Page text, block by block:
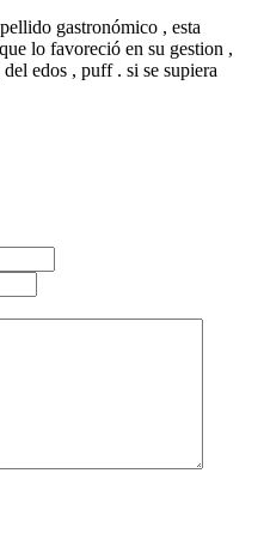
gastronómico , esta
lo favoreció en su gestion ,
edos , puff . si se supiera